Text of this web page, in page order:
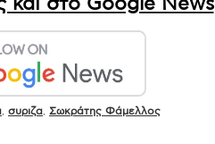
συριζα Σωκράτης Φάμελλος